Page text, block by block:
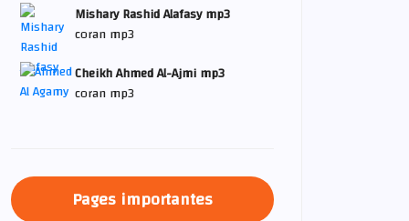
Mishary Rashid Alafasy mp3
coran mp3
Cheikh Ahmed Al-Ajmi mp3
coran mp3
Pages importantes